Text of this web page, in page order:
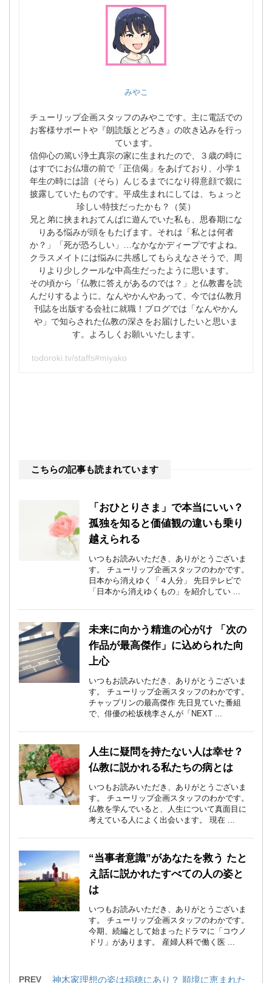
みやこ
チューリップ企画スタッフのみやこです。主に電話での
お客様サポートや『朗読版とどろき』の吹き込みを行っ
ています。
信仰心の篤い浄土真宗の家に生まれたので、３歳の時に
はすでにお仏壇の前で「正信偈」をあげており、小学１
年生の時には諳（そら）んじるまでになり得意顔で親に
披露していたものです。平成生まれにしては、ちょっと
珍しい特技だったかも？（笑）
兄と弟に挟まれおてんばに遊んでいた私も、思春期にな
りある悩みが頭をもたげます。それは「私とは何者
か？」「死が恐ろしい」…なかなかディープですよね。
クラスメイトには悩みに共感してもらえなさそうで、周
りより少しクールな中高生だったように思います。
その頃から「仏教に答えがあるのでは？」と仏教書を読
んだりするように。なんやかんやあって、今では仏教月
刊誌を出版する会社に就職！ブログでは「なんやかん
や」で知らされた仏教の深さをお届けしたいと思いま
す。よろしくお願いいたします。
todoroki.tv/staffs#miyako
こちらの記事も読まれています
「おひとりさま」で本当にいい？
孤独を知ると価値観の違いも乗り
越えられる
いつもお読みいただき、ありがとうございま
す。 チューリップ企画スタッフのわかです。
日本から消えゆく「４人分」 先日テレビで
「日本から消えゆくもの」を紹介してい ...
未来に向かう精進の心がけ 「次の
作品が最高傑作」に込められた向
上心
いつもお読みいただき、ありがとうございま
す。 チューリップ企画スタッフのわかです。
チャップリンの最高傑作 先日見ていた番組
で、俳優の松坂桃李さんが「NEXT ...
人生に疑問を持たない人は幸せ？
仏教に説かれる私たちの病とは
いつもお読みいただき、ありがとうございま
す。 チューリップ企画スタッフのわかです。
仏教を学んでいると、人生について真面目に
考えている人によく出会います。 現在 ...
“当事者意識”があなたを救う たと
え話に説かれたすべての人の姿と
は
いつもお読みいただき、ありがとうございま
す。 チューリップ企画スタッフのわかです。
今期、続編として始まったドラマに「コウノ
ドリ」があります。 産婦人科で働く医 ...
PREV 神木家理想の姿は稲穂にあり？ 順境に恵まれた